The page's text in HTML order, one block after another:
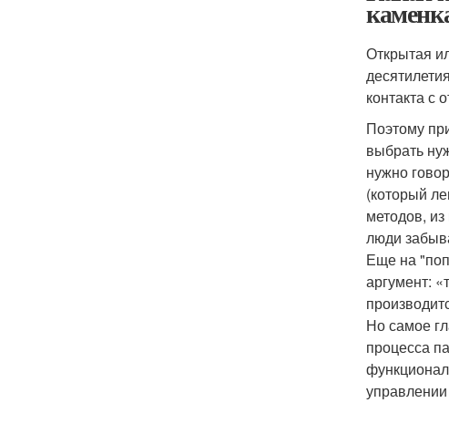
Открытая
контакта с
Поэтому
выбрать
нужно
(который
методов,
люди
Еще на
аргумент:
Но самое
процесса